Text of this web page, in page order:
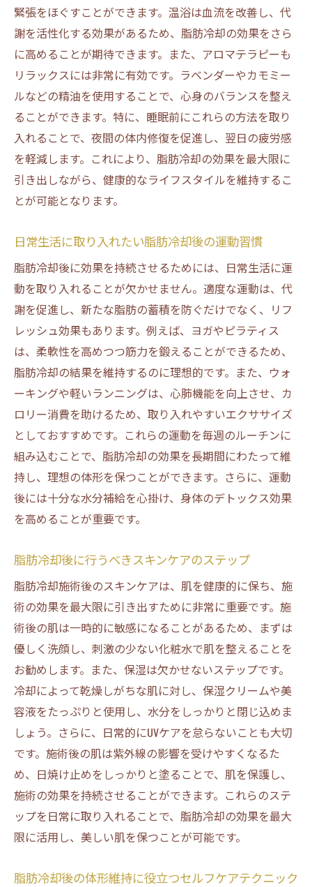
緊張をほぐすことができます。温浴は血流を改善し、代
謝を活性化する効果があるため、脂肪冷却の効果をさら
に高めることが期待できます。また、アロマテラピーも
リラックスには非常に有効です。ラベンダーやカモミー
ルなどの精油を使用することで、心身のバランスを整え
ることができます。特に、睡眠前にこれらの方法を取り
入れることで、夜間の体内修復を促進し、翌日の疲労感
を軽減します。これにより、脂肪冷却の効果を最大限に
引き出しながら、健康的なライフスタイルを維持するこ
とが可能となります。
日常生活に取り入れたい脂肪冷却後の運動習慣
脂肪冷却後に効果を持続させるためには、日常生活に運
動を取り入れることが欠かせません。適度な運動は、代
謝を促進し、新たな脂肪の蓄積を防ぐだけでなく、リフ
レッシュ効果もあります。例えば、ヨガやピラティス
は、柔軟性を高めつつ筋力を鍛えることができるため、
脂肪冷却の結果を維持するのに理想的です。また、ウォ
ーキングや軽いランニングは、心肺機能を向上させ、カ
ロリー消費を助けるため、取り入れやすいエクササイズ
としておすすめです。これらの運動を毎週のルーチンに
組み込むことで、脂肪冷却の効果を長期間にわたって維
持し、理想の体形を保つことができます。さらに、運動
後には十分な水分補給を心掛け、身体のデトックス効果
を高めることが重要です。
脂肪冷却後に行うべきスキンケアのステップ
脂肪冷却施術後のスキンケアは、肌を健康的に保ち、施
術の効果を最大限に引き出すために非常に重要です。施
術後の肌は一時的に敏感になることがあるため、まずは
優しく洗顔し、刺激の少ない化粧水で肌を整えることを
お勧めします。また、保湿は欠かせないステップです。
冷却によって乾燥しがちな肌に対し、保湿クリームや美
容液をたっぷりと使用し、水分をしっかりと閉じ込めま
しょう。さらに、日常的にUVケアを怠らないことも大切
です。施術後の肌は紫外線の影響を受けやすくなるた
め、日焼け止めをしっかりと塗ることで、肌を保護し、
施術の効果を持続させることができます。これらのステ
ップを日常に取り入れることで、脂肪冷却の効果を最大
限に活用し、美しい肌を保つことが可能です。
脂肪冷却後の体形維持に役立つセルフケアテクニック